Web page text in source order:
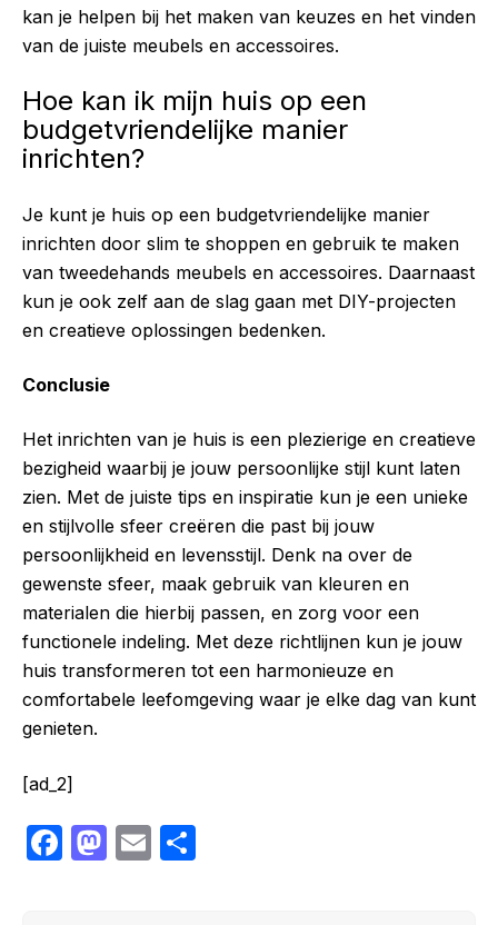
kan je helpen bij het maken van keuzes en het vinden
van de juiste meubels en accessoires.
Hoe kan ik mijn huis op een
budgetvriendelijke manier
inrichten?
Je kunt je huis op een budgetvriendelijke manier
inrichten door slim te shoppen en gebruik te maken
van tweedehands meubels en accessoires. Daarnaast
kun je ook zelf aan de slag gaan met DIY-projecten
en creatieve oplossingen bedenken.
Conclusie
Het inrichten van je huis is een plezierige en creatieve
bezigheid waarbij je jouw persoonlijke stijl kunt laten
zien. Met de juiste tips en inspiratie kun je een unieke
en stijlvolle sfeer creëren die past bij jouw
persoonlijkheid en levensstijl. Denk na over de
gewenste sfeer, maak gebruik van kleuren en
materialen die hierbij passen, en zorg voor een
functionele indeling. Met deze richtlijnen kun je jouw
huis transformeren tot een harmonieuze en
comfortabele leefomgeving waar je elke dag van kunt
genieten.
[ad_2]
F
M E